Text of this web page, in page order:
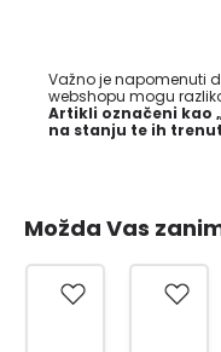
Važno je napomenuti
webshopu mogu
Artikli označeni kao
na stanju te ih
Možda Vas